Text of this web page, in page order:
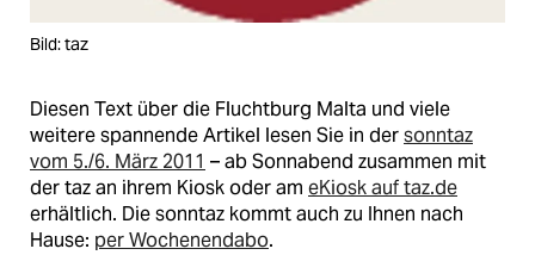
Bild: taz
Diesen Text über die Fluchtburg Malta und viele
weitere spannende Artikel lesen Sie in dersonntaz
vom 5./6. März 2011 – ab Sonnabend zusammen mit
der taz an ihrem Kiosk oder am eKiosk auf taz.de
erhältlich. Die sonntaz kommt auch zu Ihnen nach
Hause: per Wochenendabo.